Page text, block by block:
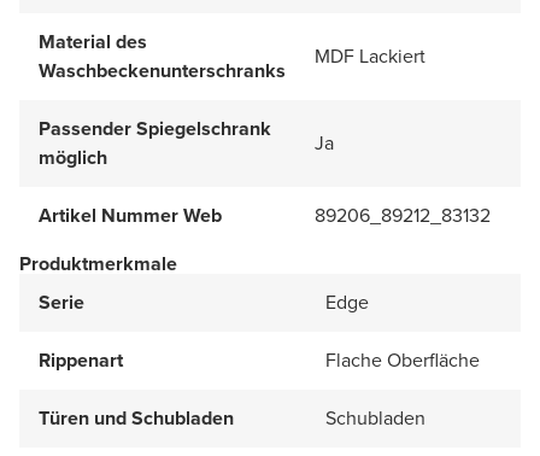
Material des
Waschbeckenunterschranks
MDF Lackiert
Passender Spiegelschrank
möglich
Ja
Artikel Nummer Web
89206_89212_83132
Produktmerkmale
Serie
Edge
Rippenart Flache Oberfläche
Türen und Schubladen Schubladen